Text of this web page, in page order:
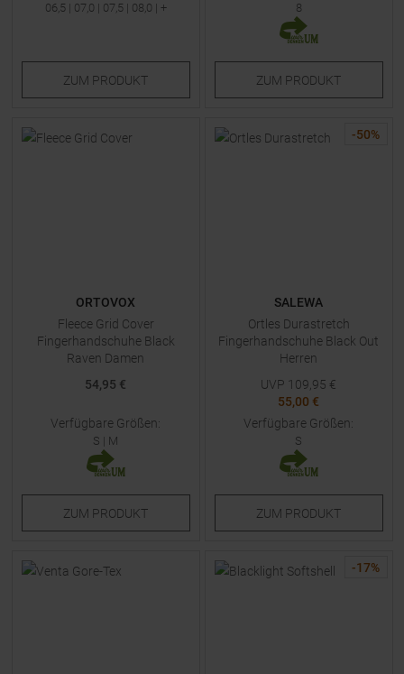
06,5 | 07,0 | 07,5 | 08,0 | +
ZUM PRODUKT
8
ZUM PRODUKT
ORTOVOX
Fleece Grid Cover
Fingerhandschuhe Black
Raven Damen
54,95 €
Verfügbare Größen:
S | M
ZUM PRODUKT
-50%
SALEWA
Ortles Durastretch
Fingerhandschuhe Black Out
Herren
UVP 109,95 €
55,00 €
Verfügbare Größen:
S
ZUM PRODUKT
-17%